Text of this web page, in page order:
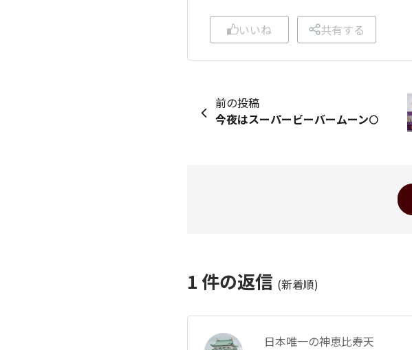
いいね 共有する
前の投稿
今夜はスーパービーバームーン🌕️
1 件の返信 (新着順)
日本唯一の神恵比寿天